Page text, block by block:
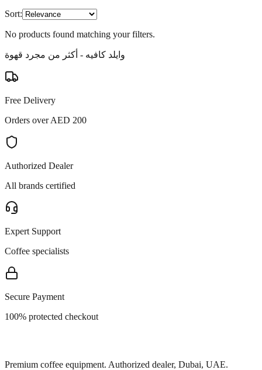
Sort:
No products found matching your filters.
وايلد كافيه - أكثر من مجرد قهوة
Free Delivery
Orders over AED 200
Authorized Dealer
All brands certified
Expert Support
Coffee specialists
Secure Payment
100% protected checkout
Premium coffee equipment. Authorized dealer, Dubai, UAE.